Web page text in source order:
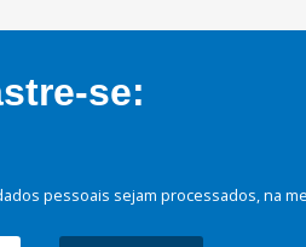
se:
pessoais sejam processados, na